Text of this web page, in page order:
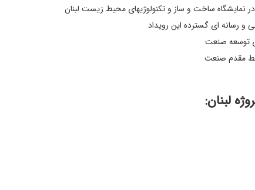
ساخت و ساز و تکنولوژیهای محیط زیست لبنان
و رسانه ای گسترده این رویداد
توسعه صنعت
مقدم صنعت
لبنان: